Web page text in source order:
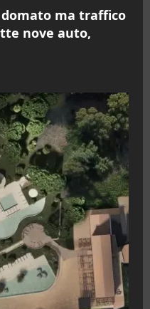
domato ma traffico
nove auto,